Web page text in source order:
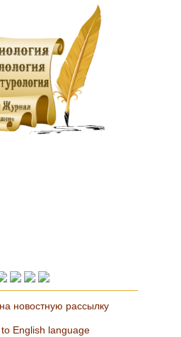
новостную рассылку
English language